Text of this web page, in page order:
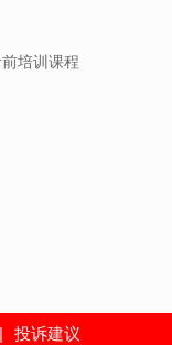
培训课程
| 投诉建议